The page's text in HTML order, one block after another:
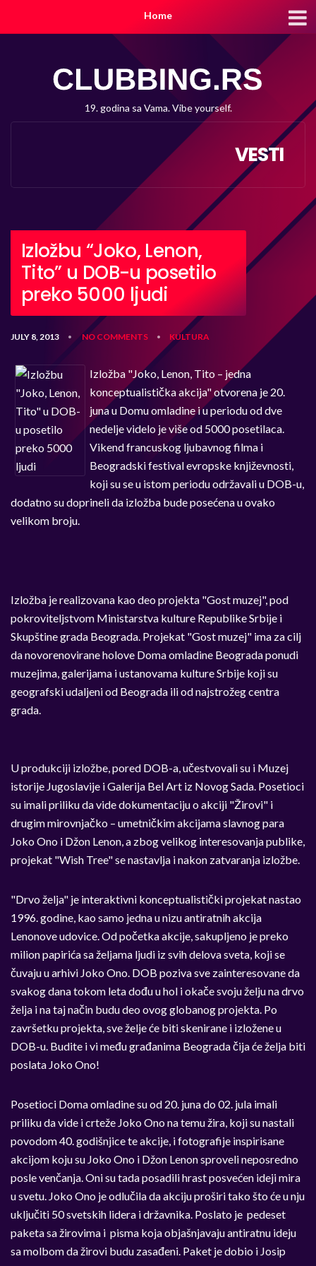
Home
19. godina sa Vama. Vibe yourself.
VESTI
Izložbu “Joko, Lenon,
Tito” u DOB-u posetilo
preko 5000 ljudi
JULY 8, 2013 • NO COMMENTS • KULTURA
Izložba "Joko, Lenon, Tito – jedna
konceptualistička akcija" otvorena je 20.
juna u Domu omladine i u periodu od dve
nedelje videlo je više od 5000 posetilaca.
Vikend francuskog ljubavnog filma i
Beogradski festival evropske književnosti,
koji su se u istom periodu održavali u DOB-u,
dodatno su doprineli da izložba bude posećena u ovako
velikom broju.
Izložba je realizovana kao deo projekta "Gost muzej", pod
pokroviteljstvom Ministarstva kulture Republike Srbije i
Skupštine grada Beograda. Projekat "Gost muzej" ima za cilj
da novorenovirane holove Doma omladine Beograda ponudi
muzejima, galerijama i ustanovama kulture Srbije koji su
geografski udaljeni od Beograda ili od najstrožeg centra
grada.
U produkciji izložbe, pored DOB-a, učestvovali su i Muzej
istorije Jugoslavije i Galerija Bel Art iz Novog Sada. Posetioci
su imali priliku da vide dokumentaciju o akciji "Žirovi" i
drugim mirovnjačko – umetničkim akcijama slavnog para
Joko Ono i Džon Lenon, a zbog velikog interesovanja publike,
projekat "Wish Tree" se nastavlja i nakon zatvaranja izložbe.
"Drvo želja" je interaktivni konceptualistički projekat nastao
1996. godine, kao samo jedna u nizu antiratnih akcija
Lenonove udovice. Od početka akcije, sakupljeno je preko
milion papirića sa željama ljudi iz svih delova sveta, koji se
čuvaju u arhivi Joko Ono. DOB poziva sve zainteresovane da
svakog dana tokom leta dođu u hol i okače svoju želju na drvo
želja i na taj način budu deo ovog globanog projekta. Po
završetku projekta, sve želje će biti skenirane i izložene u
DOB-u. Budite i vi među građanima Beograda čija će želja biti
poslata Joko Ono!
Posetioci Doma omladine su od 20. juna do 02. jula imali
priliku da vide i crteže Joko Ono na temu žira, koji su nastali
povodom 40. godišnjice te akcije, i fotografije inspirisane
akcijom koju su Joko Ono i Džon Lenon sproveli neposredno
posle venčanja. Oni su tada posadili hrast posvećen ideji mira
u svetu. Joko Ono je odlučila da akciju proširi tako što će u nju
uključiti 50 svetskih lidera i državnika. Poslato je pedeset
paketa sa žirovima i pisma koja objašnjavaju antiratnu ideju
sa molbom da žirovi budu zasađeni. Paket je dobio i Josip